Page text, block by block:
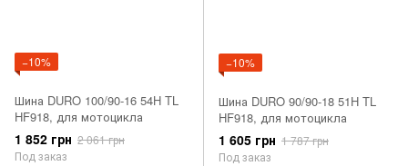
−10%
Шина DURO 100/90-16 54H TL
HF918, для мотоцикла
1 852 грн 2 061 грн
Под заказ
−10%
Шина DURO 90/90-18 51H TL
HF918, для мотоцикла
1 605 грн 1 787 грн
Под заказ